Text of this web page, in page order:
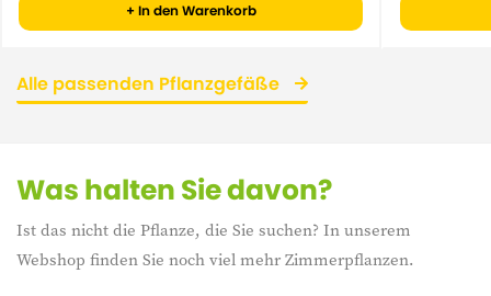
+ In den Warenkorb
Alle passenden Pflanzgefäße
Was halten Sie davon?
Ist das nicht die Pflanze, die Sie suchen? In unserem
Webshop finden Sie noch viel mehr Zimmerpflanzen.